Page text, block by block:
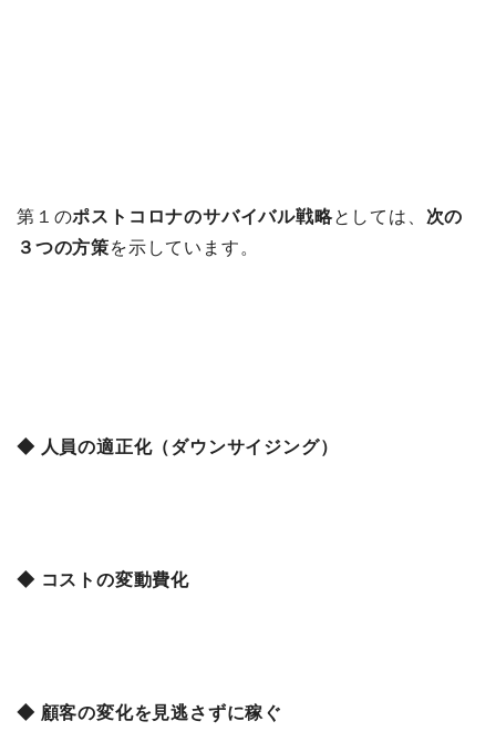
第１のポストコロナのサバイバル戦略としては、 次の
３つの方策を示しています。
◆ 人員の適正化（ダウンサイジング）
◆ コストの変動費化
◆ 顧客の変化を見逃さずに稼ぐ